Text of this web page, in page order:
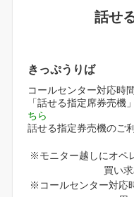
話せ
きっぷうりば
コールセンター対応
「話せる指定席券売機
ちら
話せる指定券売機のご
※モニター越しにオペ
買い
※コールセンター対応